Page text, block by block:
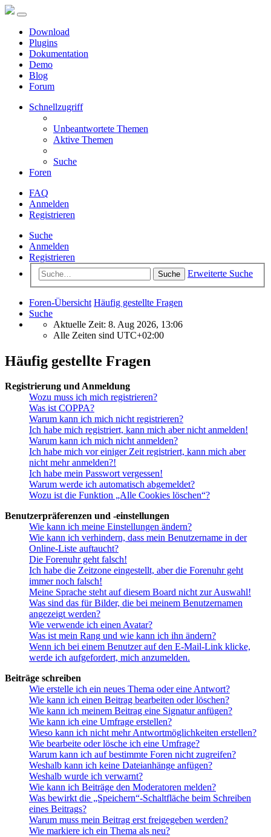
Download
Plugins
Dokumentation
Demo
Blog
Forum
Schnellzugriff
Unbeantwortete Themen
Aktive Themen
Suche
Foren
FAQ
Anmelden
Registrieren
Suche
Anmelden
Registrieren
Suche Erweiterte Suche
Foren-Übersicht Häufig gestellte Fragen
Suche
Aktuelle Zeit: 8. Aug 2026, 13:06
Alle Zeiten sind UTC+02:00
Häufig gestellte Fragen
Registrierung und Anmeldung
Wozu muss ich mich registrieren?
Was ist COPPA?
Warum kann ich mich nicht registrieren?
Ich habe mich registriert, kann mich aber nicht anmelden!
Warum kann ich mich nicht anmelden?
Ich habe mich vor einiger Zeit registriert, kann mich aber
nicht mehr anmelden?!
Ich habe mein Passwort vergessen!
Warum werde ich automatisch abgemeldet?
Wozu ist die Funktion „Alle Cookies löschen“?
Benutzerpräferenzen und -einstellungen
Wie kann ich meine Einstellungen ändern?
Wie kann ich verhindern, dass mein Benutzername in der
Online-Liste auftaucht?
Die Forenuhr geht falsch!
Ich habe die Zeitzone eingestellt, aber die Forenuhr geht
immer noch falsch!
Meine Sprache steht auf diesem Board nicht zur Auswahl!
Was sind das für Bilder, die bei meinem Benutzernamen
angezeigt werden?
Wie verwende ich einen Avatar?
Was ist mein Rang und wie kann ich ihn ändern?
Wenn ich bei einem Benutzer auf den E-Mail-Link klicke,
werde ich aufgefordert, mich anzumelden.
Beiträge schreiben
Wie erstelle ich ein neues Thema oder eine Antwort?
Wie kann ich einen Beitrag bearbeiten oder löschen?
Wie kann ich meinem Beitrag eine Signatur anfügen?
Wie kann ich eine Umfrage erstellen?
Wieso kann ich nicht mehr Antwortmöglichkeiten erstellen?
Wie bearbeite oder lösche ich eine Umfrage?
Warum kann ich auf bestimmte Foren nicht zugreifen?
Weshalb kann ich keine Dateianhänge anfügen?
Weshalb wurde ich verwarnt?
Wie kann ich Beiträge den Moderatoren melden?
Was bewirkt die „Speichern“-Schaltfläche beim Schreiben
eines Beitrags?
Warum muss mein Beitrag erst freigegeben werden?
Wie markiere ich ein Thema als neu?